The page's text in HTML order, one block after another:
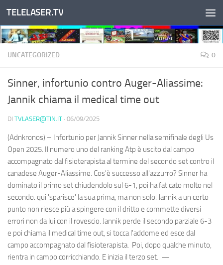
Salta al contenuto
TELELASER.TV
UNCATEGORIZED 0
Sinner, infortunio contro Auger-Aliassime:
Jannik chiama il medical time out
DI TVLASER@TIN.IT · 06/09/2025
(Adnkronos) – Infortunio per Jannik Sinner nella semifinale degli Us
Open 2025. Il numero uno del ranking Atp è uscito dal campo
accompagnato dal fisioterapista al termine del secondo set contro il
canadese Auger-Aliassime. Cos'è successo all'azzurro? Sinner ha
dominato il primo set chiudendolo sul 6-1, poi ha faticato molto nel
secondo: qui 'sparisce' la sua prima, ma non solo. Jannik a un certo
punto non riesce più a spingere con il dritto e commette diversi
errori non da lui con il rovescio. Jannik perde il secondo parziale 6-3
e poi chiama il medical time out, si tocca l'addome ed esce dal
campo accompagnato dal fisioterapista. Poi, dopo qualche minuto,
rientra in campo corricchiando. E inizia il terzo set. —